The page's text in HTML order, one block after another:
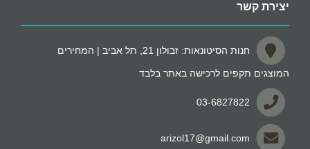
יצירת קשר
חנות הסיטונאות: זבולון 21, תל אביב | המחירים
המוצגים תקפים לרכישה באתר בלבד
03-6827822
arizol17@gmail.com